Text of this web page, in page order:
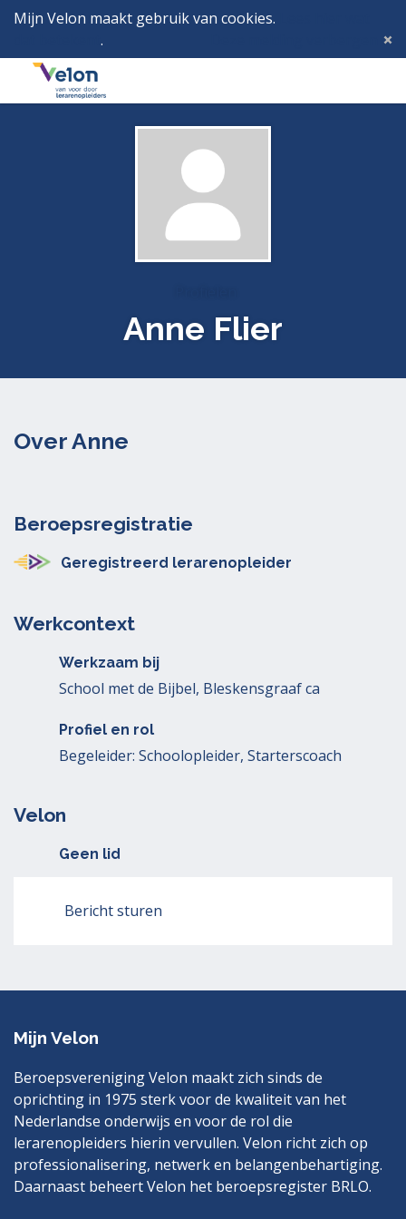
Mijn Velon maakt gebruik van cookies.
.
Menu
Anne Flier
Over Anne
Beroepsregistratie
Geregistreerd lerarenopleider
Werkcontext
Werkzaam bij
School met de Bijbel, Bleskensgraaf ca
Profiel en rol
Begeleider: Schoolopleider, Starterscoach
Velon
Geen lid
Bericht sturen
Mijn Velon
Beroepsvereniging Velon maakt zich sinds de
oprichting in 1975 sterk voor de kwaliteit van het
Nederlandse onderwijs en voor de rol die
lerarenopleiders hierin vervullen. Velon richt zich op
professionalisering, netwerk en belangenbehartiging.
Daarnaast beheert Velon het beroepsregister BRLO.